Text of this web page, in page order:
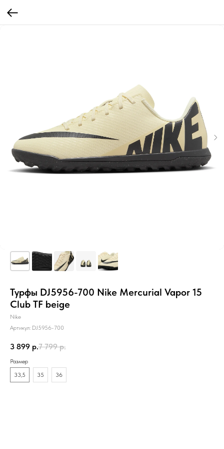
Турфы DJ5956-700 Nike Mercurial Vapor 15
Club TF beige
Nike
Артикул: DJ5956-700
3 899 р.7 799 р.
Размер
33,5
35 36